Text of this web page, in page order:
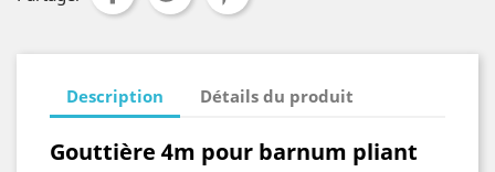
Description Détails du produit
Gouttière 4m pour barnum pliant